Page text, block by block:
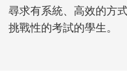
尋求有系統、高效的方
挑戰性的考試的學生。